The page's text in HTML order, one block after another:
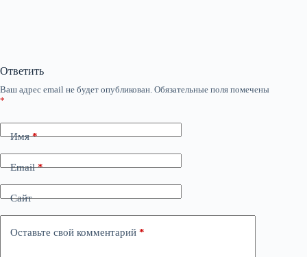
Ответить
Ваш адрес email не будет опубликован. Обязательные поля помечены
*
Имя*
Email*
Сайт
Оставьте свой комментарий *